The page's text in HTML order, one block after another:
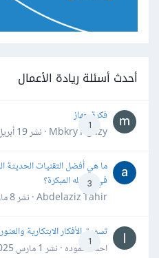
أحدث أسئلة ريادة الأعمال
1
فكرة جهاز
Mbkry Hgazy · نشر
19 أبريل
3
ما هي أفضل التقنيات
في مراحله المبكرة؟
Abdelaziz Tahir · نشر
8 مارس
1
تسويق الأفكار الابتكارية
احمد حموده · نشر 1 مارس 2025